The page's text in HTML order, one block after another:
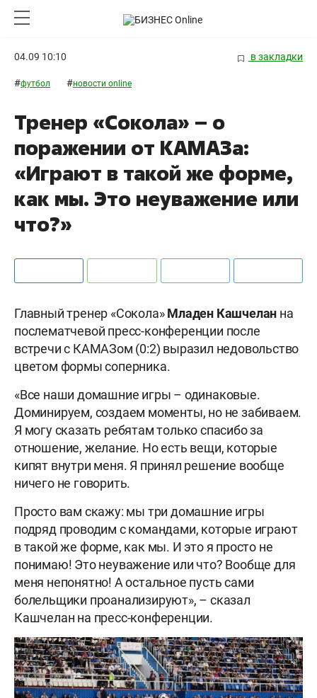
04.09 10:10 в закладки
#футбол #новости online
Тренер «Сокола» – о
поражении от КАМАЗа:
«Играют в такой же форме,
как мы. Это неуважение или
что?»
Главный тренер «Сокола»Младен Кашчелан на
послематчевой пресс-конференции после
встречи с КАМАЗом (0:2) выразил недовольство
цветом формы соперника.
«Все наши домашние игры – одинаковые.
Доминируем, создаем моменты, но не забиваем.
Я могу сказать ребятам только спасибо за
отношение, желание. Но есть вещи, которые
кипят внутри меня. Я принял решение вообще
ничего не говорить.
Просто вам скажу: мы три домашние игры
подряд проводим с командами, которые играют
в такой же форме, как мы. И это я просто не
понимаю! Это неуважение или что? Вообще для
меня непонятно! А остальное пусть сами
болельщики проанализируют», – сказал
Кашчелан на пресс-конференции.